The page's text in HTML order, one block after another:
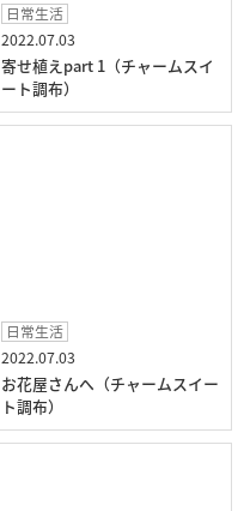
日常生活
2022.07.03
寄せ植えpart 1（チャームスイ
ート調布）
日常生活
2022.07.03
お花屋さんへ（チャームスイー
ト調布）